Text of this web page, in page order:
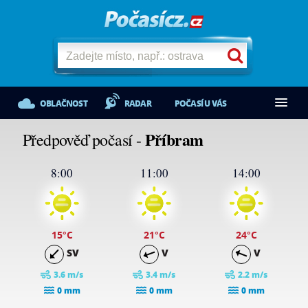
OBLAČNOST RADAR POČASÍ U VÁS
Předpověď počasí -Příbram
8:00
15°C
SV
3.6 m/s
0 mm
11:00
21°C
V
3.4 m/s
0 mm
14:00
24°C
V
2.2 m/s
0 mm